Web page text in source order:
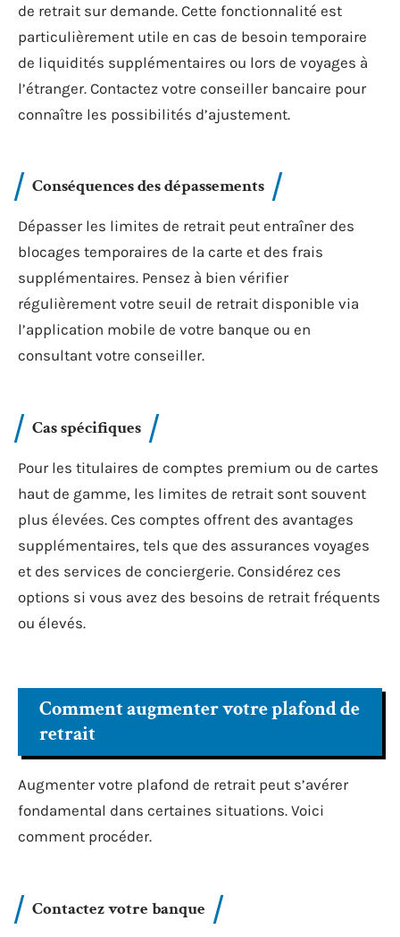
de retrait sur demande. Cette fonctionnalité est
particulièrement utile en cas de besoin temporaire
de liquidités supplémentaires ou lors de voyages à
l’étranger. Contactez votre conseiller bancaire pour
connaître les possibilités d’ajustement.
Conséquences des dépassements
Dépasser les limites de retrait peut entraîner des
blocages temporaires de la carte et des frais
supplémentaires. Pensez à bien vérifier
régulièrement votre seuil de retrait disponible via
l’application mobile de votre banque ou en
consultant votre conseiller.
Cas spécifiques
Pour les titulaires de comptes premium ou de cartes
haut de gamme, les limites de retrait sont souvent
plus élevées. Ces comptes offrent des avantages
supplémentaires, tels que des assurances voyages
et des services de conciergerie. Considérez ces
options si vous avez des besoins de retrait fréquents
ou élevés.
Comment augmenter votre plafond de
retrait
Augmenter votre plafond de retrait peut s’avérer
fondamental dans certaines situations. Voici
comment procéder.
Contactez votre banque